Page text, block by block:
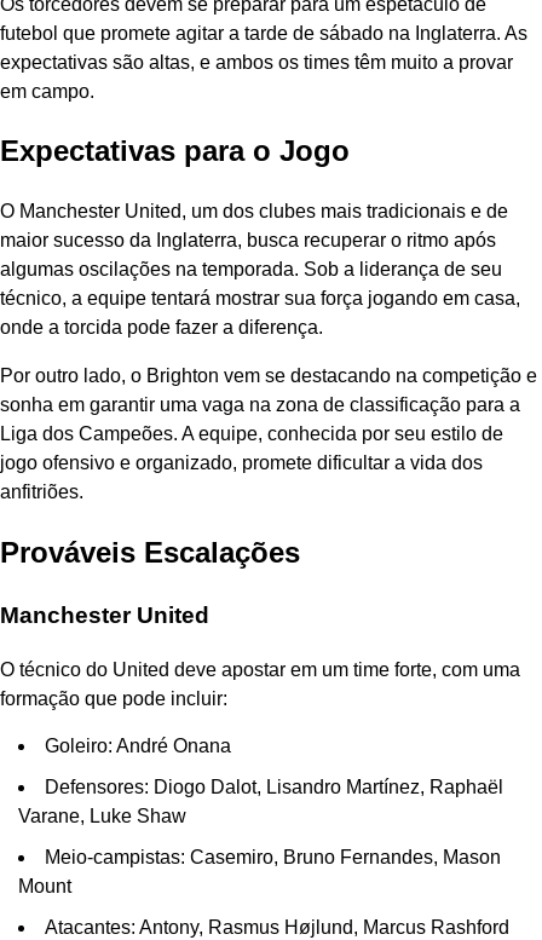
futebol que promete agitar a tarde de sábado na Inglaterra. As
expectativas são altas, e ambos os times têm muito a provar
em campo.
Expectativas para o Jogo
O Manchester United, um dos clubes mais tradicionais e de
maior sucesso da Inglaterra, busca recuperar o ritmo após
algumas oscilações na temporada. Sob a liderança de seu
técnico, a equipe tentará mostrar sua força jogando em casa,
onde a torcida pode fazer a diferença.
Por outro lado, o Brighton vem se destacando na competição e
sonha em garantir uma vaga na zona de classificação para a
Liga dos Campeões. A equipe, conhecida por seu estilo de
jogo ofensivo e organizado, promete dificultar a vida dos
anfitriões.
Prováveis Escalações
Manchester United
O técnico do United deve apostar em um time forte, com uma
formação que pode incluir:
Goleiro: André Onana
Defensores: Diogo Dalot, Lisandro Martínez, Raphaël
Varane, Luke Shaw
Meio-campistas: Casemiro, Bruno Fernandes, Mason
Mount
Atacantes: Antony, Rasmus Højlund, Marcus Rashford